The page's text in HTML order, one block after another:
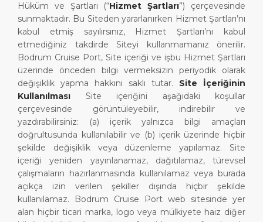
Hüküm ve Şartları (“Hizmet Şartları”) çerçevesinde
sunmaktadır. Bu Siteden yararlanırken Hizmet Şartları’nı
kabul etmiş sayılırsınız, Hizmet Şartları’nı kabul
etmediğiniz takdirde Siteyi kullanmamanız önerilir.
Bodrum Cruise Port, Site içeriği ve işbu Hizmet Şartları
üzerinde önceden bilgi vermeksizin periyodik olarak
değişiklik yapma hakkını saklı tutar. Site İçeriğinin
Kullanılması Site içeriğini aşağıdaki koşullar
çerçevesinde görüntüleyebilir, indirebilir ve
yazdırabilirsiniz: (a) içerik yalnızca bilgi amaçları
doğrultusunda kullanılabilir ve (b) içerik üzerinde hiçbir
şekilde değişiklik veya düzenleme yapılamaz. Site
içeriği yeniden yayınlanamaz, dağıtılamaz, türevsel
çalışmaların hazırlanmasında kullanılamaz veya burada
açıkça izin verilen şekiller dışında hiçbir şekilde
kullanılamaz. Bodrum Cruise Port web sitesinde yer
alan hiçbir ticari marka, logo veya mülkiyete haiz diğer